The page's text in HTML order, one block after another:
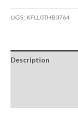
UGS : KFLL0THB3764
Description